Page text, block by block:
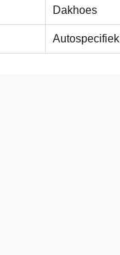
Dakhoes
Autospecifiek